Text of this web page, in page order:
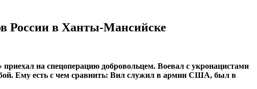
России в Ханты-Мансийске
на спецоперацию добровольцем. Воевал с укронацистами
Ему есть с чем сравнить: Вил служил в армии США, был в